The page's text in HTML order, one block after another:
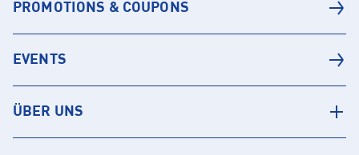
PROMOTIONS & COUPONS
EVENTS
ÜBER UNS